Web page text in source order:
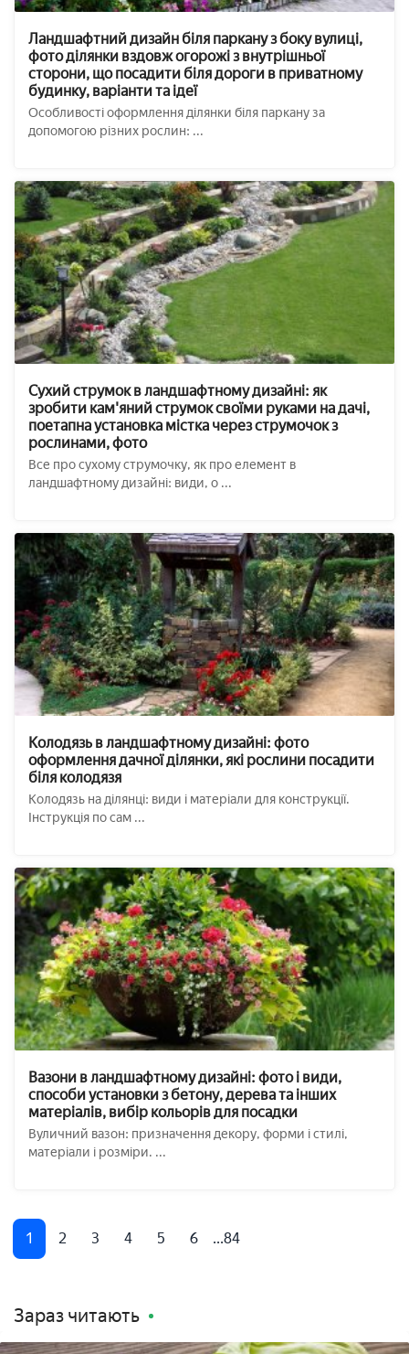
Ландшафтний дизайн біля паркану з боку вулиці,
фото ділянки вздовж огорожі з внутрішньої
сторони, що посадити біля дороги в приватному
будинку, варіанти та ідеї
Особливості оформлення ділянки біля паркану за
допомогою різних рослин: ...
Сухий струмок в ландшафтному дизайні: як
зробити кам'яний струмок своїми руками на дачі,
поетапна установка містка через струмочок з
рослинами, фото
Все про сухому струмочку, як про елемент в
ландшафтному дизайні: види, о ...
Колодязь в ландшафтному дизайні: фото
оформлення дачної ділянки, які рослини посадити
біля колодязя
Колодязь на ділянці: види і матеріали для конструкції.
Інструкція по сам ...
Вазони в ландшафтному дизайні: фото і види,
способи установки з бетону, дерева та інших
матеріалів, вибір кольорів для посадки
Вуличний вазон: призначення декору, форми і стилі,
матеріали і розміри. ...
1 2 3 4 5 6 ...84
Зараз читають